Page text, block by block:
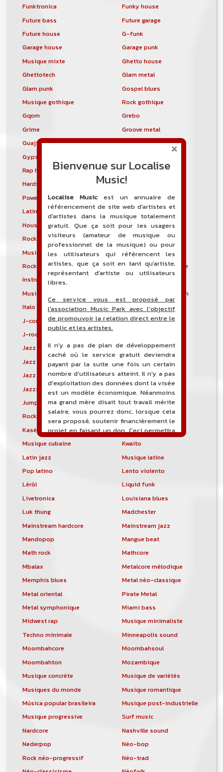
Funktronica
Funky house
Future bass
Future garage
Future house
G-funk
Garage house
Garage punk
Musique mixte
Ghetto house
Ghettotech
Glam metal
Glam punk
Gospel blues
Musique gothique
Rock gothique
Gqom
Grebo
Grime
Groove metal
Guajira
Guaracha
Gypsy punk
Rap hardcore
Industrial hardcore
Hardstep
Hardstyle
Power noise
Heavenly voices
Latin metal
Musique hindoustanie
House progressive
Tropical house
Rock indépendant
Indietronica
Musique industrielle
Metal industriel
Rock industriel
Musique instrumentale
Instrumental
Musique irlandaise
Rock progressif italien
Italo Disco
Italo house
J-core
J-pop
J-rock
Jazz blues
Jazz modal
Jazz Nouvelle-Orléans
Jazz punk
Jazz vocal
Jazz-funk
Jazzstep
Jersey club
Jump blues
Jump-up
Rock canadien
Kansas City blues
Kasékò
Kizomba
Musique cubaine
Kwaito
Latin jazz
Musique latine
Pop latino
Lento violento
Léròl
Liquid funk
Livetronica
Louisiana blues
Luk thung
Madchester
Mainstream hardcore
Mainstream jazz
Mandopop
Mangue beat
Math rock
Mathcore
Mbalax
Metalcore mélodique
Memphis blues
Metal néo-classique
Metal oriental
Pirate Metal
Metal symphonique
Miami bass
Midwest rap
Musique minimaliste
Techno minimale
Minneapolis sound
Moombahcore
Moombahsoul
Moombahton
Mozambique
Musique concrète
Musique de variétés
Musiques du monde
Musique romantique
Música popular brasileira
Musique post-industrielle
Musique progressive
Surf music
Nardcore
Nashville sound
Nederpop
Néo-bop
Rock néo-progressif
Néo-trad
Bienvenue sur Localise
Music!
Localise Music est un annuaire de
référencement de site web d'artistes et
d'artistes dans la musique totalement
gratuit. Que ça soit pour les usagers
visiteurs (amateur de musique ou
professionnel de la musique) ou pour
les utilisateurs qui référencent les
artistes, que ça soit en tant qu'artiste,
représentant d'artiste ou utilisateurs
libres.
Ce service vous est proposé par
l'association Music Park avec l'objectif
de promouvoir la relation direct entre le
public et les artistes.
Il n'y a pas de plan de développement
caché où le service gratuit deviendra
payant par la suite une fois un certain
nombre d'utilisateurs atteint. Il n'y a pas
d'exploitation des données dont la visée
est un modèle économique. Néanmoins
ma grand mère disait tout travail mérite
salaire, vous pourrez donc, lorsque cela
sera proposé, soutenir financièrement le
projet en faisant un don. Ceci permettra
de financer l'hébergement, le nom de
de développement du site, et peut-être
une campagne de communication. Il va
comptabilité sera totalement publique
visible directement sur le site.
Un nouveau service de petites annonces
pour musicien vous est proposé sur le
site. Ce service permet, lorsque vous
êtes musiciens ou un groupe, un
orchestre, DJ, etc... de chercher un/des